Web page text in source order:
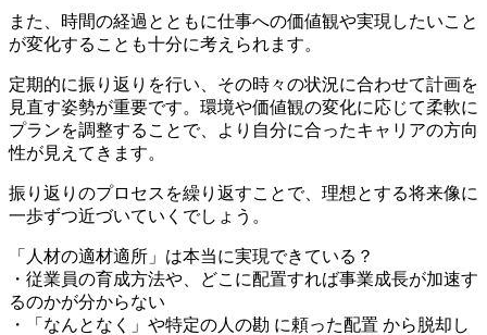
また、時間の経過とともに仕事への価値観や実現したいこと
が変化することも十分に考えられます。
定期的に振り返りを行い、その時々の状況に合わせて計画を
見直す姿勢が重要です。環境や価値観の変化に応じて柔軟に
プランを調整することで、より自分に合ったキャリアの方向
性が見えてきます。
振り返りのプロセスを繰り返すことで、理想とする将来像に
一歩ずつ近づいていくでしょう。
「人材の適材適所」は本当に実現できている？
・従業員の育成方法や、どこに配置すれば事業成長が加速す
るのかが分からない
・「なんとなく」や特定の人の勘 に頼った配置 から脱却し